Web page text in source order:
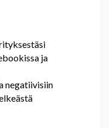
ja
negatiivisiin